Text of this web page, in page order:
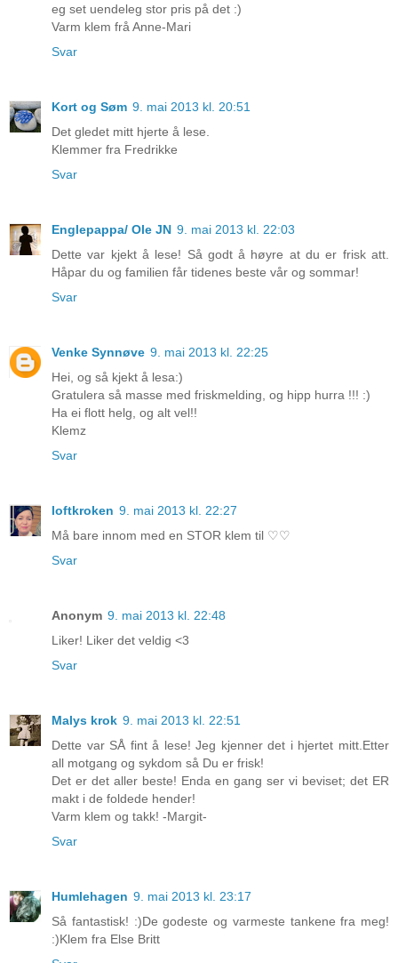
eg set uendeleg stor pris på det :)
Varm klem frå Anne-Mari
Svar
Kort og Søm 9. mai 2013 kl. 20:51
Det gledet mitt hjerte å lese.
Klemmer fra Fredrikke
Svar
Englepappa/ Ole JN 9. mai 2013 kl. 22:03
Dette var kjekt å lese! Så godt å høyre at du er frisk att.
Håpar du og familien får tidenes beste vår og sommar!
Svar
Venke Synnøve 9. mai 2013 kl. 22:25
Hei, og så kjekt å lesa:)
Gratulera så masse med friskmelding, og hipp hurra !!! :)
Ha ei flott helg, og alt vel!!
Klemz
Svar
loftkroken 9. mai 2013 kl. 22:27
Må bare innom med en STOR klem til ♡♡
Svar
Anonym 9. mai 2013 kl. 22:48
Liker! Liker det veldig <3
Svar
Malys krok 9. mai 2013 kl. 22:51
Dette var SÅ fint å lese! Jeg kjenner det i hjertet mitt.Etter
all motgang og sykdom så Du er frisk!
Det er det aller beste! Enda en gang ser vi beviset; det ER
makt i de foldede hender!
Varm klem og takk! -Margit-
Svar
Humlehagen 9. mai 2013 kl. 23:17
Så fantastisk! :)De godeste og varmeste tankene fra meg!
:)Klem fra Else Britt